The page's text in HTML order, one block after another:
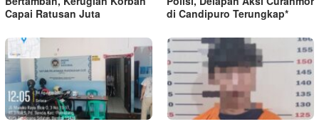
Capai Ratusan Juta
di Candipuro Terungkap*